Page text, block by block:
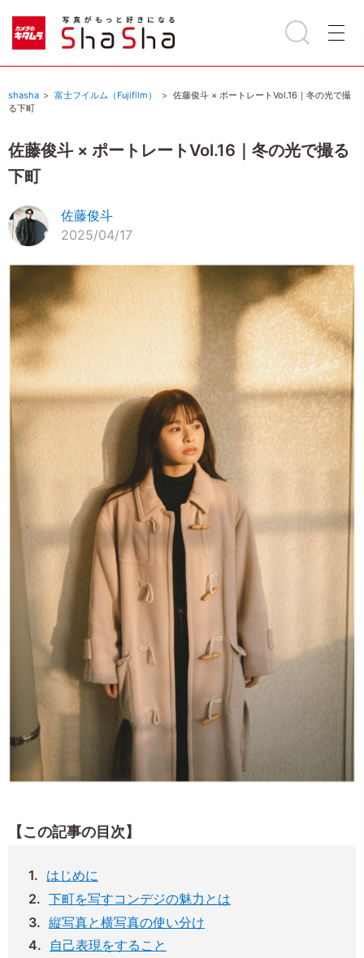
shasha 富士フイルム（Fujifilm）
佐藤俊斗 × ポートレートVol.16｜冬の光で撮
る下町
佐藤俊斗 × ポートレートVol.16｜冬の光で撮る
下町
佐藤俊斗
2025/04/17
【この記事の目次】
はじめに
下町を写すコンデジの魅力とは
縦写真と横写真の使い分け
自己表現をすること